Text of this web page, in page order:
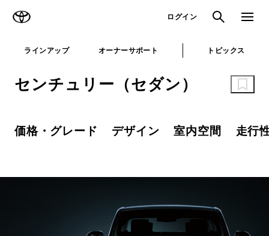
ログイン 検索 メニュ
ラインアップ オーナーサポート トピックス
センチュリー（セダン）
価格・グレード デザイン 室内空間 走行